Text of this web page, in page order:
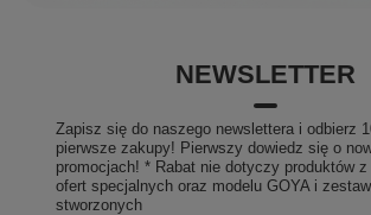
NEWSLETTER
Zapisz się do naszego newslettera i odbierz
pierwsze zakupy! Pierwszy dowiedz się o
promocjach! * Rabat nie dotyczy produktów
ofert specjalnych oraz modelu GOYA i
stworzonych